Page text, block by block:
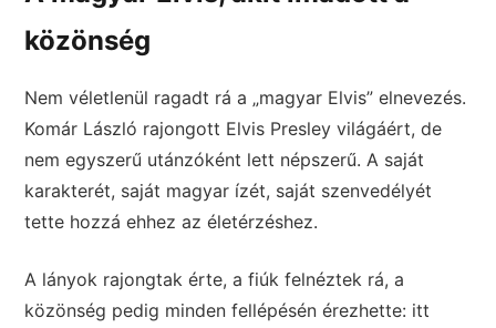
közönség
Nem véletlenül ragadt rá a „magyar Elvis” elnevezés.
Komár László rajongott Elvis Presley világáért, de
nem egyszerű utánzóként lett népszerű. A saját
karakterét, saját magyar ízét, saját szenvedélyét
tette hozzá ehhez az életérzéshez.
A lányok rajongtak érte, a fiúk felnéztek rá, a
közönség pedig minden fellépésén érezhette: itt